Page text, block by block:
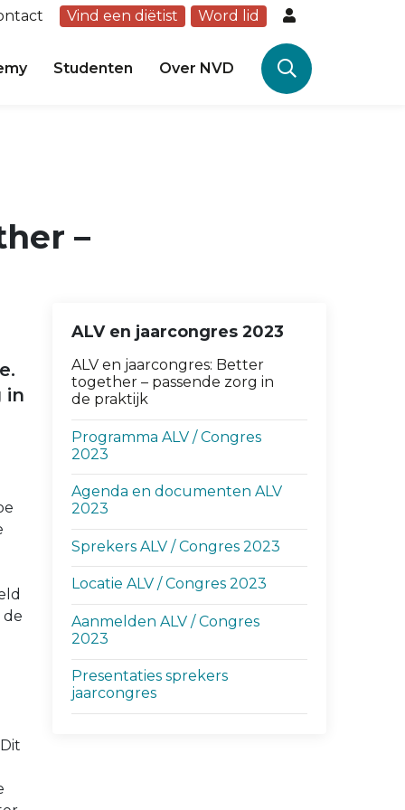
Vind een diëtist Word lid
Studenten Over NVD
–
in
de
ALV en jaarcongres 2023
ALV en jaarcongres: Better
together – passende zorg in
de praktijk
Programma ALV / Congres
2023
Agenda en documenten ALV
2023
Sprekers ALV / Congres 2023
Locatie ALV / Congres 2023
Aanmelden ALV / Congres
2023
Presentaties sprekers
jaarcongres